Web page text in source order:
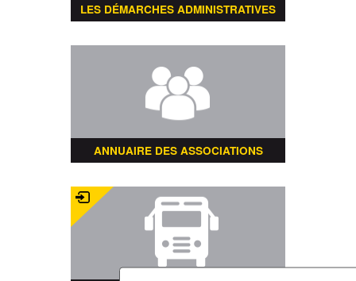
LES DÉMARCHES ADMINISTRATIVES
ANNUAIRE DES ASSOCIATIONS